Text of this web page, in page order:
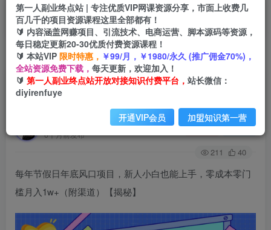
首页 创业课程 会员免费 正文
每年节假日年底风口项目，新人小白也能上手，零
成本零门槛月入1w+(附渠道)【揭秘】
第一人副业终点站
6个月前发布
关注 私信
211 40
每年节假日年底风口项目，新人小白也能上手，零成本零门
槛月入1w+（附渠道）【揭秘】
第一人副业终点站 | 专注优质VIP网课资源分享，市面上收费几
百几千的项目资源课程这里全部都有！
🔰 内容涵盖网赚项目、引流技术、电商运营、脚本源码等资源，
每日稳定更新20-30优质付费资源课程！
🔰 本站VIP 限时特惠， ￥99/月，￥1980/永久 (推广佣金70%)，
全站资源免费下载， 每天更新，欢迎加入！
🔰 第一人副业终点站开放对接知识付费平台， 站长微信：
diyirenfuye
开通VIP会员 加盟知识第一营